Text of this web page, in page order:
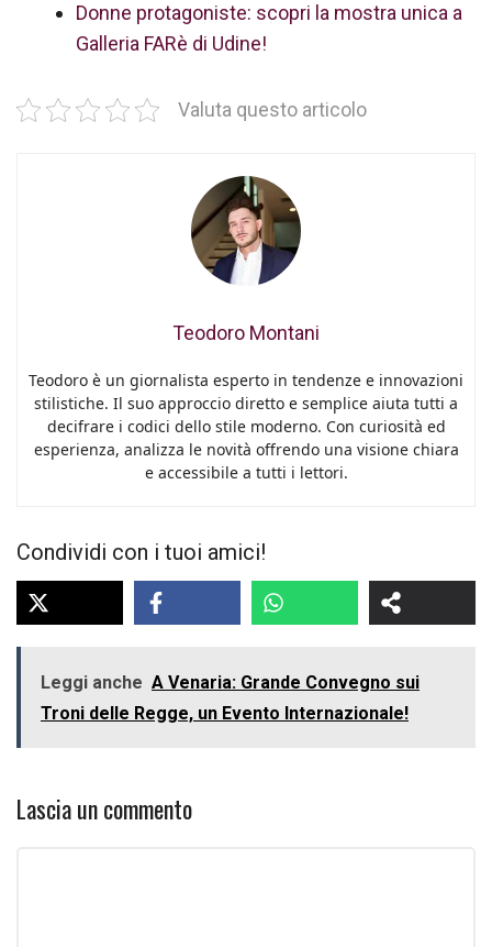
Donne protagoniste: scopri la mostra unica a
Galleria FARè di Udine!
Valuta questo articolo
Teodoro Montani
Teodoro è un giornalista esperto in tendenze e innovazioni
stilistiche. Il suo approccio diretto e semplice aiuta tutti a
decifrare i codici dello stile moderno. Con curiosità ed
esperienza, analizza le novità offrendo una visione chiara
e accessibile a tutti i lettori.
Condividi con i tuoi amici!
Leggi anche A Venaria: Grande Convegno sui
Troni delle Regge, un Evento Internazionale!
Lascia un commento